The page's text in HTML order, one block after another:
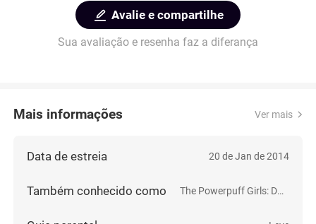
Avalie e compartilhe
Sua avaliação e resenha faz a diferança
Mais informações Ver mais
Data de estreia 20 de Jan de 2014
Também conhecido como The Powerpuff Girls: Dance Pantsed